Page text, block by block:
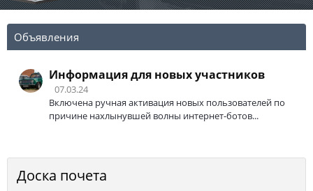
Объявления
Информация для новых участников
07.03.24
Включена ручная активация новых пользователей по
причине нахлынувшей волны интернет-ботов...
Доска почета